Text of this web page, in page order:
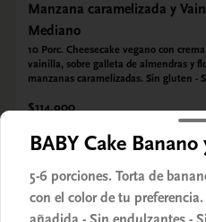
Manzana caramelizada y
Mediano
10 Porc. Cheesecake vegano con crema
vainilla, sobre galleta de almendras y
manzanas caramelizadas. Sin gluten -
$114.900
Maracuya y Chocolate Blanco
Mediano
10 Porc. Cheesecake vegano con crema
BABY Cake Banano
5-6 porciones. Torta de
con el color de tu